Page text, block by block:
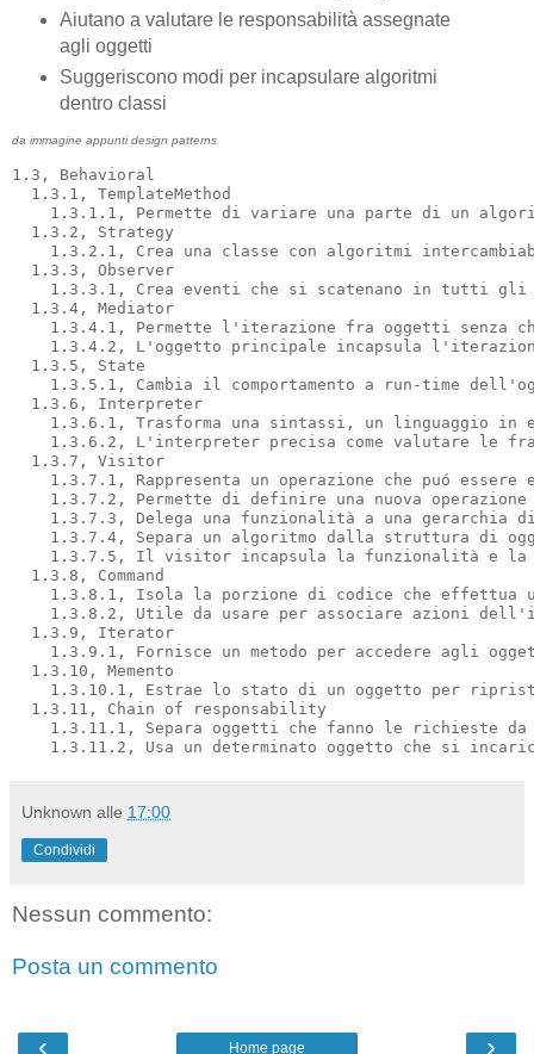
Aiutano a valutare le responsabilità assegnate
agli oggetti
Suggeriscono modi per incapsulare algoritmi
dentro classi
da immagine appunti design patterns
1.3, Behavioral
  1.3.1, TemplateMethod
1.3.1.1, Permette di variare una parte di un
  1.3.2, Strategy
1.3.2.1, Crea una classe con algoritmi
  1.3.3, Observer
1.3.3.1, Crea eventi che si scatenano in tutti
  1.3.4, Mediator
1.3.4.1, Permette l'iterazione fra oggetti senza
1.3.4.2, L'oggetto principale incapsula
  1.3.5, State
1.3.5.1, Cambia il comportamento a run-time
  1.3.6, Interpreter
1.3.6.1, Trasforma una sintassi, un linguaggio in
1.3.6.2, L'interpreter precisa come valutare le
  1.3.7, Visitor
1.3.7.1, Rappresenta un operazione che puó
1.3.7.2, Permette di definire una nuova
1.3.7.3, Delega una funzionalità a una gerarchia
1.3.7.4, Separa un algoritmo dalla struttura di
1.3.7.5, Il visitor incapsula la funzionalità e
  1.3.8, Command
1.3.8.1, Isola la porzione di codice che effettua
1.3.8.2, Utile da usare per associare azioni
  1.3.9, Iterator
1.3.9.1, Fornisce un metodo per accedere agli
  1.3.10, Memento
1.3.10.1, Estrae lo stato di un oggetto per
  1.3.11, Chain of responsability
1.3.11.1, Separa oggetti che fanno le richieste
Unknown alle 17:00
Condividi
Nessun commento:
Posta un commento
‹ ›
Home page